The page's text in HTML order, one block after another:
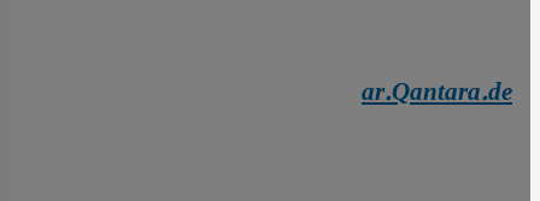
ar.Qantara.de